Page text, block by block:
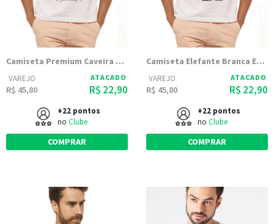
Camiseta Premium Caveira Branca Estampada
VAREJO
R$ 45,80
ATACADO
R$ 22,90
+22 pontos
no Clube
COMPRAR
Camiseta Elefante Branca Estampada
VAREJO
R$ 45,80
ATACADO
R$ 22,90
+22 pontos
no Clube
COMPRAR